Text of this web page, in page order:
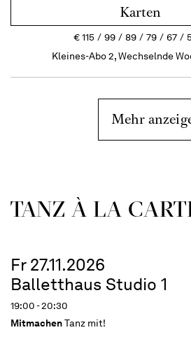
Karten
€115 99 89 79 67
Kleines-Abo 2, Wechselnde
Mehr
TANZ À LA
Fr 27.11.2026
Balletthaus Studio 1
19:00 - 20:30
MitmachenTanz mit!